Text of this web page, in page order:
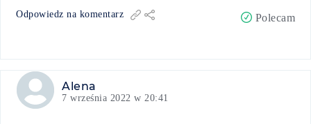
Odpowiedz na komentarz Polecam
Alena
7 września 2022 w 20:41